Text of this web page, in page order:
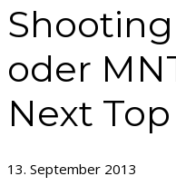
oder
Next
13. September 2013